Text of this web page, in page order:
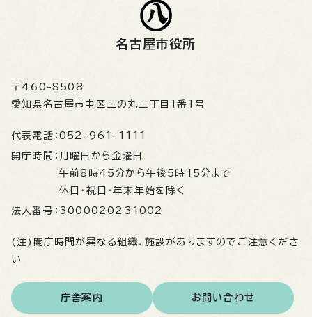
名古屋市役所
〒460-8508
愛知県名古屋市中区三の丸三丁目1番1号
代表電話： 052-961-1111
開庁時間： 月曜日から金曜日
午前8時45分から午後5時15分まで
休日・祝日・年末年始を除く
法人番号： 3000020231002
(注)開庁時間が異なる組織、施設がありますのでご注意くださ
い
庁舎案内 お問い合わせ